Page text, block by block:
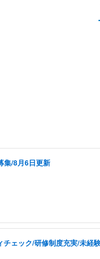
集/8月6日更新
ェック/研修制度充実/未経